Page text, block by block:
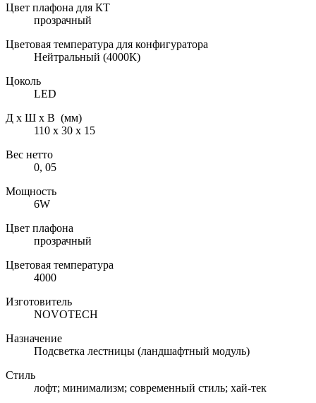
Цвет плафона для КТ
прозрачный
Цветовая температура для конфигуратора
Нейтральный (4000К)
Цоколь
LED
Д х Ш х В (мм)
110 х 30 х 15
Вес нетто
0, 05
Мощность
6W
Цвет плафона
прозрачный
Цветовая температура
4000
Изготовитель
NOVOTECH
Назначение
Подсветка лестницы (ландшафтный модуль)
Стиль
лофт; минимализм; современный стиль; хай-тек